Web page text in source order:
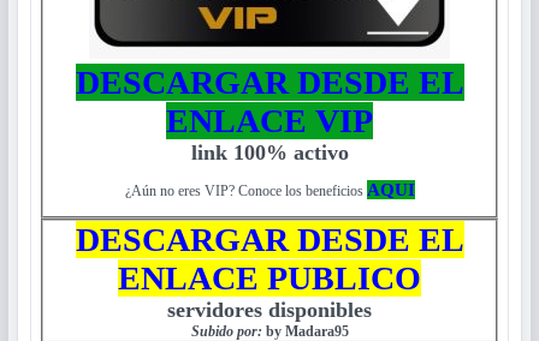
DESCARGAR DESDE EL
ENLACE VIP
link 100% activo
¿Aún no eres VIP? Conoce los beneficios AQUI
DESCARGAR DESDE EL
ENLACE PUBLICO
servidores disponibles
Subido por: by Madara95